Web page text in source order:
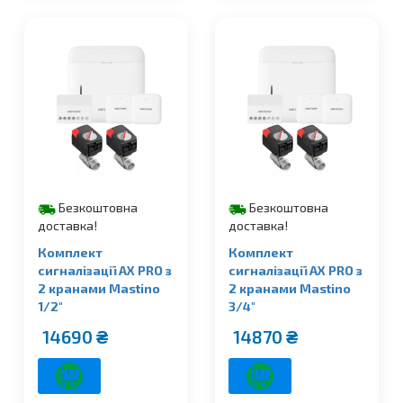
Безкоштовна
доставка!
Комплект
сигналізації AX PRO з
2 кранами Mastino
1/2″
14690 ₴
Безкоштовна
доставка!
Комплект
сигналізації AX PRO з
2 кранами Mastino
3/4″
14870 ₴